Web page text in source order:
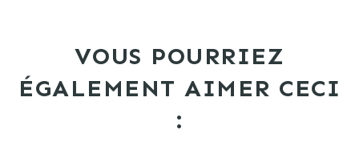
VOUS POURRIEZ
ÉGALEMENT AIMER CECI
: